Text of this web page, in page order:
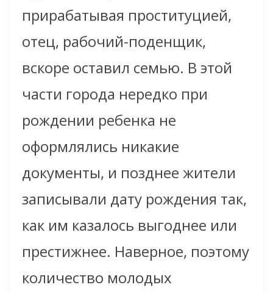
прирабатывая проституцией,
отец, рабочий-поденщик,
вскоре оставил семью. В этой
части города нередко при
рождении ребенка не
оформлялись никакие
документы, и позднее жители
записывали дату рождения так,
как им казалось выгоднее или
престижнее. Наверное, поэтому
количество молодых